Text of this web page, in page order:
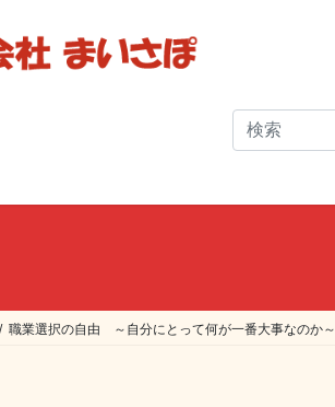
職業選択の自由 ～自分にとって何が一番大事なのか～